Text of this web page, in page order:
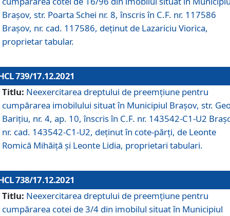
Braşov, str. Poarta Schei nr. 8, înscris în C.F. nr. 117586
Brașov, nr. cad. 117586, deținut de Lazariciu Viorica,
proprietar tabular.
739/17.12.2021
Titlu: Neexercitarea dreptului de preemţiune pentru
cumpărarea imobilului situat în Municipiul Braşov, str.
Barițiu, nr. 4, ap. 10, înscris în C.F. nr. 143542-C1-U2
nr. cad. 143542-C1-U2, deținut în cote-părți, de Leonte
Romică Mihăiță și Leonte Lidia, proprietari tabulari.
738/17.12.2021
Titlu: Neexercitarea dreptului de preemţiune pentru
cumpărarea cotei de 3/4 din imobilul situat în Municipiul